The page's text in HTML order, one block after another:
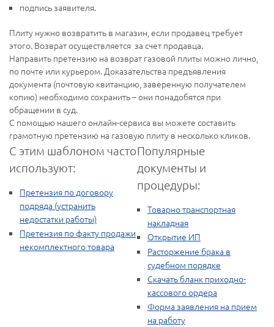
подпись заявителя.
Плиту нужно возвратить в магазин, если продавец требует
этого. Возврат осуществляется за счет продавца.
Направить претензию на возврат газовой плиты можно лично,
по почте или курьером. Доказательства предъявления
документа (почтовую квитанцию, заверенную получателем
копию) необходимо сохранить – они понадобятся при
обращении в суд.
С помощью нашего онлайн-сервиса вы можете составить
грамотную претензию на газовую плиту в несколько кликов.
С этим шаблоном часто
используют:
Претензия по договору
подряда (устранить
недостатки работы)
Претензия по факту продажи
некомплектного товара
Популярные
документы и
процедуры:
Товарно транспортная
накладная
Открытие ИП
Расторжение брака в
судебном порядке
Скачать бланк приходно-
кассового ордера
Форма заявления на прием
на работу